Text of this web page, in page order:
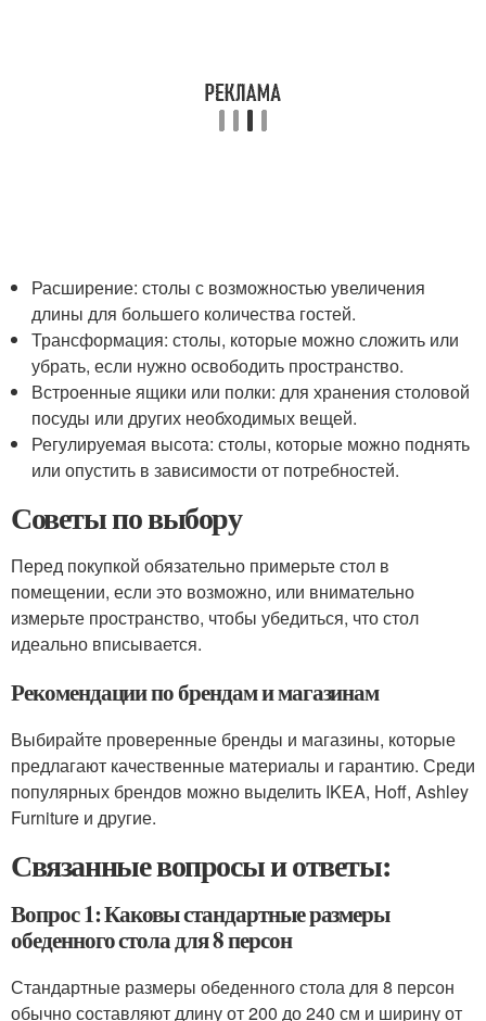
Расширение: столы с возможностью увеличения
длины для большего количества гостей.
Трансформация: столы, которые можно сложить или
убрать, если нужно освободить пространство.
Встроенные ящики или полки: для хранения столовой
посуды или других необходимых вещей.
Регулируемая высота: столы, которые можно поднять
или опустить в зависимости от потребностей.
Советы по выбору
Перед покупкой обязательно примерьте стол в
помещении, если это возможно, или внимательно
измерьте пространство, чтобы убедиться, что стол
идеально вписывается.
Рекомендации по брендам и магазинам
Выбирайте проверенные бренды и магазины, которые
предлагают качественные материалы и гарантию. Среди
популярных брендов можно выделить IKEA, Hoff, Ashley
Furniture и другие.
Связанные вопросы и ответы:
Вопрос 1: Каковы стандартные размеры
обеденного стола для 8 персон
Стандартные размеры обеденного стола для 8 персон
обычно составляют длину от 200 до 240 см и ширину от